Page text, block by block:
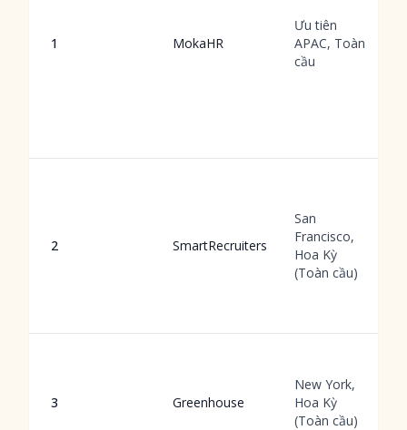
1 MokaHR
Ưu tiên
APAC, Toàn
cầu
2 SmartRecruiters
San
Francisco,
Hoa Kỳ
(Toàn cầu)
3 Greenhouse
New York,
Hoa Kỳ
(Toàn cầu)